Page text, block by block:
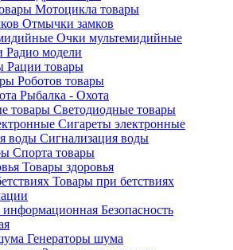
Мотоцикла товары
Отмычки замков
Очки мультемидийные
Радио модели
Рации товары
Роботов товары
Рыбалка - Охота
Светодиодные товары
Сигареты электронные
Сигнализация воды
Спорта товары
Товары здоровья
Товары при бетствиях
Безопасность
Генераторы шума